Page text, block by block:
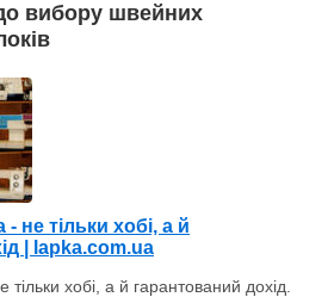
вибору швейних
не тільки хобі, а й
| lapka.com.ua
хобі, а й гарантований дохід.